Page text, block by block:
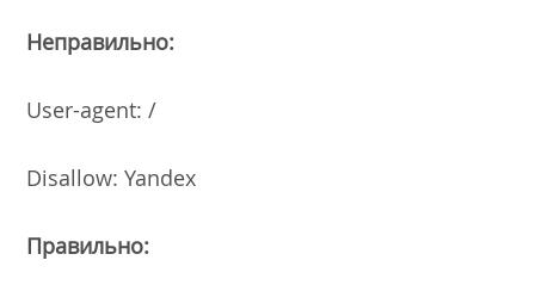
Неправильно:
User-agent: /
Disallow: Yandex
Правильно: